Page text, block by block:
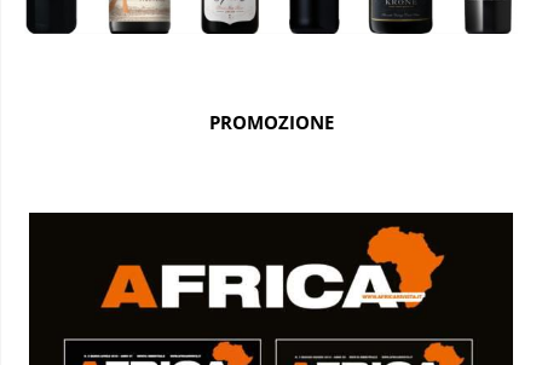
PROMOZIONE